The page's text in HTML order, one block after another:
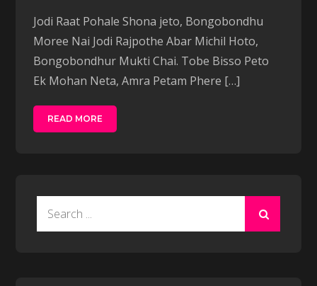
Jodi Raat Pohale Shona jeto, Bongobondhu
Moree Nai Jodi Rajpothe Abar Michil Hoto,
Bongobondhur Mukti Chai. Tobe Bisso Peto
Ek Mohan Neta, Amra Petam Phere […]
READ MORE